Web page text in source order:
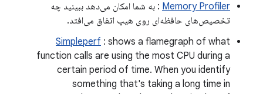
Memory Profiler : به شما امکان می‌دهد ببینید چه
تخصیص‌های حافظه‌ای روی هیپ اتفاق می‌افتد.
Simpleperf : shows a flamegraph of what
function calls are using the most CPU during a
certain period of time. When you identify
something that's taking a long time in